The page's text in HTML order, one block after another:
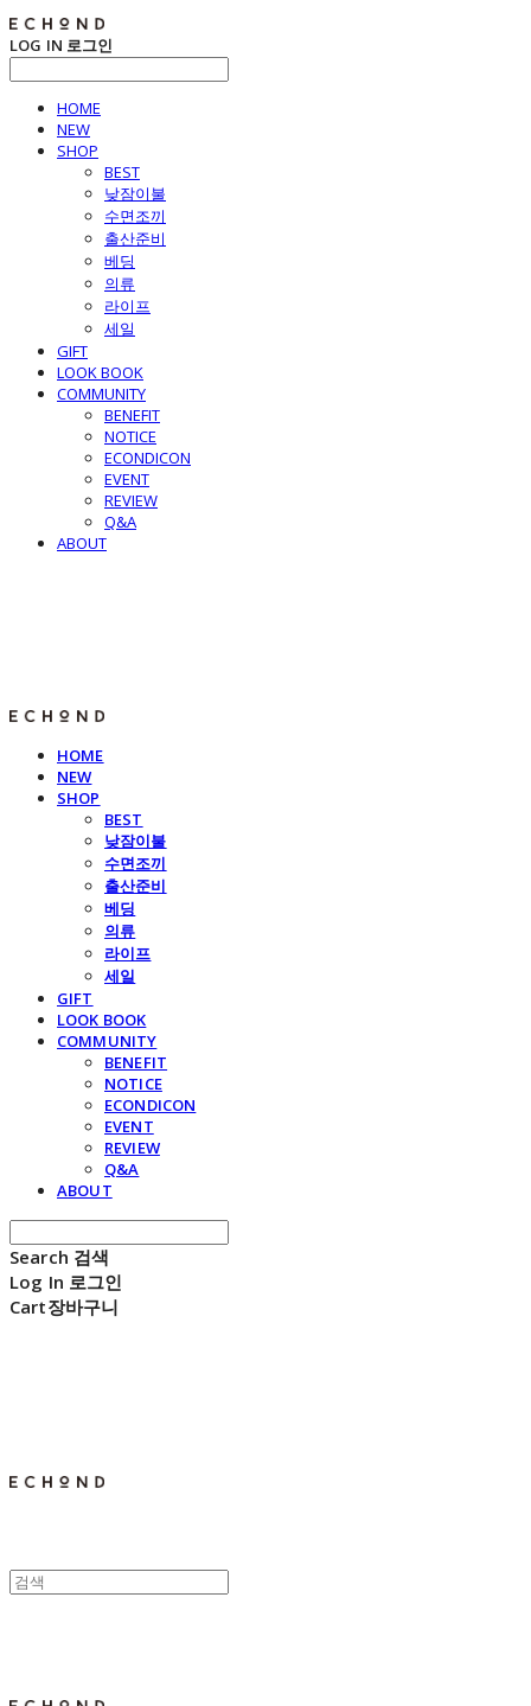
LOG IN 로그인
HOME
NEW
SHOP
BEST
낮잠이불
수면조끼
출산준비
베딩
의류
라이프
세일
GIFT
LOOK BOOK
COMMUNITY
BENEFIT
NOTICE
ECONDICON
EVENT
REVIEW
Q&A
ABOUT
HOME
NEW
SHOP
BEST
낮잠이불
수면조끼
출산준비
베딩
의류
라이프
세일
GIFT
LOOK BOOK
COMMUNITY
BENEFIT
NOTICE
ECONDICON
EVENT
REVIEW
Q&A
ABOUT
Search 검색
Log In 로그인
Cart장바구니